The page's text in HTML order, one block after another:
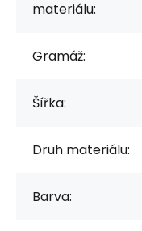
materiálu:
Gramáž:
Šířka:
Druh materiálu:
Barva: